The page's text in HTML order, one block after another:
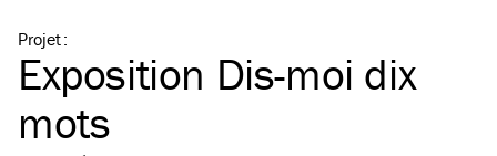
Projet:
Exposition Dis-moi dix
mots